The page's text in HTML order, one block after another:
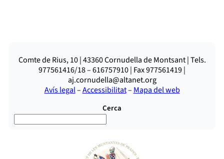
Comte de Rius, 10 | 43360 Cornudella de Montsant | Tels.
977561416/18 – 616757910 | Fax 977561419 |
aj.cornudella@altanet.org
Avís legal–Accessibilitat–Mapa del web
Cerca